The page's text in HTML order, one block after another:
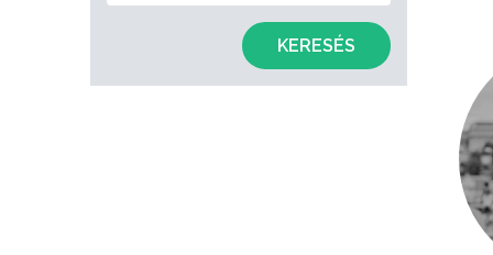
KERESÉS